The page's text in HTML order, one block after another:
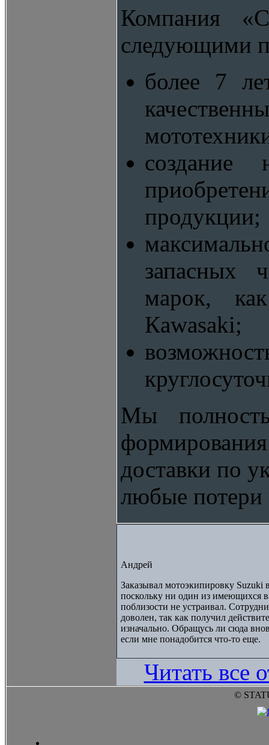
Компания
следующими
более 7
создание
продукции;
запасных
марок,
Кawasaki;
Мы
доставки по
любые потери
Андрей
Заказывал мотоэкипировку Suzuki
поскольку ни один из имеющихся
поблизости не устраивал.
доволен, так как получил
изначально. Обращусь ли сюда
если мне понадобится что-то еще.
Читать все
©